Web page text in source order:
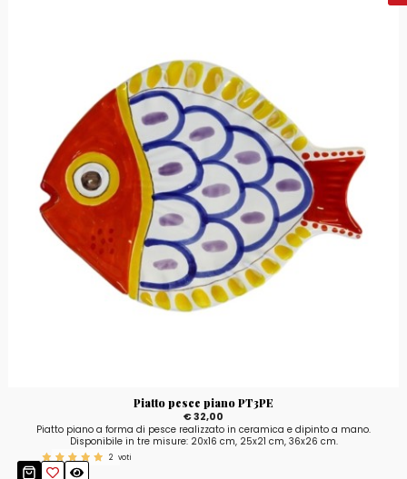
Piatto pesce piano PT3PE
€ 32,00
Piatto piano a forma di pesce realizzato in ceramica e dipinto a mano.
Disponibile in tre misure: 20x16 cm, 25x21 cm, 36x26 cm.
2 voti